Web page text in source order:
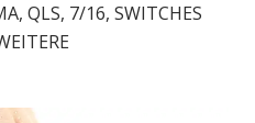
QLS, 7/16, SWITCHES